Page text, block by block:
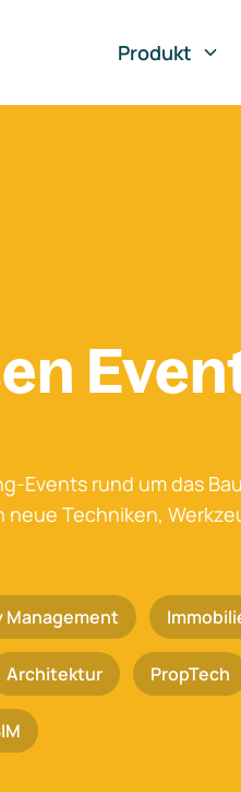
Produkt
Events rund um das
neue Techniken,
Management
Architektur PropTech